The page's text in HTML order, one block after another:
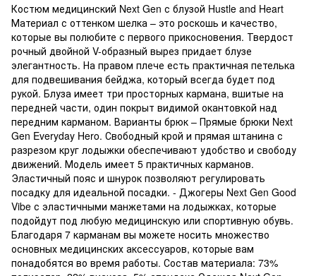
Костюм медицинский Next Gen с блузой Hustle and Heart
Материал с оттенком шелка – это роскошь и качество,
которые вы полюбите с первого прикосновения. Твердост
рочный двойной V-образный вырез придает блузе
элегантность. На правом плече есть практичная петелька
для подвешивания бейджа, который всегда будет под
рукой. Блуза имеет три просторных кармана, вшитые на
передней части, один покрыт видимой окантовкой над
передним карманом. Варианты брюк – Прямые брюки Next
Gen Everyday Hero. Свободный крой и прямая штанина с
разрезом круг лодыжки обеспечивают удобство и свободу
движений. Модель имеет 5 практичных карманов.
Эластичный пояс и шнурок позволяют регулировать
посадку для идеальной посадки. - Джогеры Next Gen Good
Vibe с эластичными манжетами на лодыжках, которые
подойдут под любую медицинскую или спортивную обувь.
Благодаря 7 карманам вы можете носить множество
основных медицинских аксессуаров, которые вам
понадобятся во время работы. Состав материала: 73%